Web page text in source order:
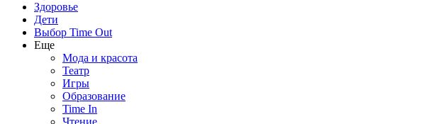
Здоровье
Дети
Выбор Time Out
Еще
Мода и красота
Театр
Игры
Образование
Time In
Чтение